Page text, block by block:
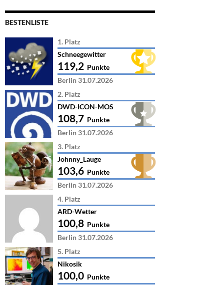
BESTENLISTE
1. Platz
Schneegewitter
119,2 Punkte
Berlin 31.07.2026
2. Platz
DWD-ICON-MOS
108,7 Punkte
Berlin 31.07.2026
3. Platz
Johnny_Lauge
103,6 Punkte
Berlin 31.07.2026
4. Platz
ARD-Wetter
100,8 Punkte
Berlin 31.07.2026
5. Platz
Nikosik
100,0 Punkte